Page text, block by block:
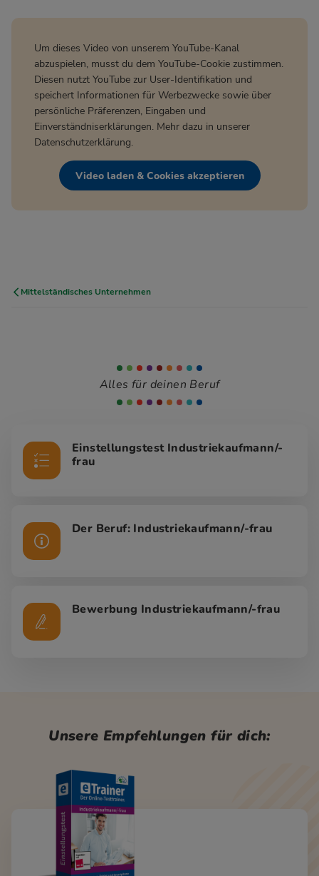
Um dieses Video von unserem YouTube-Kanal
abzuspielen, musst du dem YouTube-Cookie zustimmen.
Diesen nutzt YouTube zur User-Identifikation und
speichert Informationen für Werbezwecke sowie über
persönliche Präferenzen, Eingaben und
Einverständniserklärungen. Mehr dazu in unserer
Datenschutzerklärung.
Video laden & Cookies akzeptieren
Mittelständisches Unternehmen
Alles für deinen Beruf
Einstellungstest Industriekaufmann/-
frau
Der Beruf: Industriekaufmann/-frau
Bewerbung Industriekaufmann/-frau
Unsere Empfehlungen für dich: